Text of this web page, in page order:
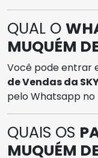
QUAL O
MUQUÉM
Você pode entrar
de Vendas da
pelo Whatsapp
QUAIS OS
MUQUÉM